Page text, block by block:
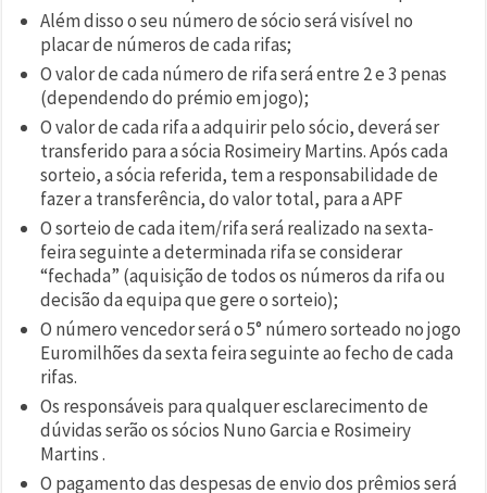
Além disso o seu número de sócio será visível no
placar de números de cada rifas;
O valor de cada número de rifa será entre 2 e 3 penas
(dependendo do prémio em jogo);
O valor de cada rifa a adquirir pelo sócio, deverá ser
transferido para a sócia Rosimeiry Martins. Após cada
sorteio, a sócia referida, tem a responsabilidade de
fazer a transferência, do valor total, para a APF
O sorteio de cada item/rifa será realizado na sexta-
feira seguinte a determinada rifa se considerar
“fechada” (aquisição de todos os números da rifa ou
decisão da equipa que gere o sorteio);
O número vencedor será o 5° número sorteado no jogo
Euromilhões da sexta feira seguinte ao fecho de cada
rifas.
Os responsáveis para qualquer esclarecimento de
dúvidas serão os sócios Nuno Garcia e Rosimeiry
Martins .
O pagamento das despesas de envio dos prêmios será